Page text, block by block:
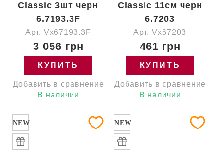
Classic 3шт черн
6.7193.3F
Арт. Vx67193.3F
3 056 грн
КУПИТЬ
Добавить в сравнение
В наличии
Classic 11см черн
6.7203
Арт. Vx67203
461 грн
КУПИТЬ
Добавить в сравнение
В наличии
NEW NEW